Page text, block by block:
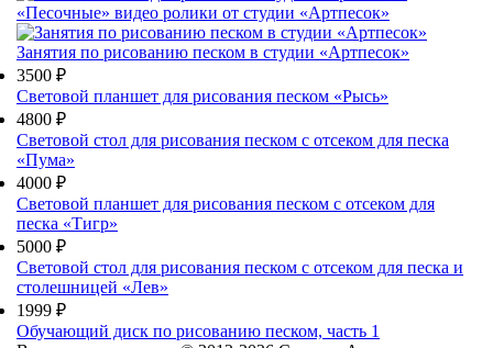
«Песочные» видео ролики от студии «Артпесок»
Занятия по рисованию песком в студии «Артпесок»
3500 ₽
Световой планшет для рисования песком «Рысь»
4800 ₽
Световой стол для рисования песком с отсеком для песка
«Пума»
4000 ₽
Световой планшет для рисования песком с отсеком для
песка «Тигр»
5000 ₽
Световой стол для рисования песком с отсеком для песка и
столешницей «Лев»
1999 ₽
Обучающий диск по рисованию песком, часть 1